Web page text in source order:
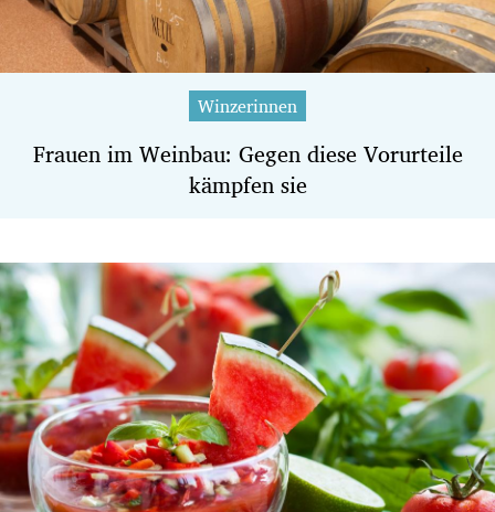
Winzerinnen
Frauen im Weinbau: Gegen diese Vorurteile
kämpfen sie